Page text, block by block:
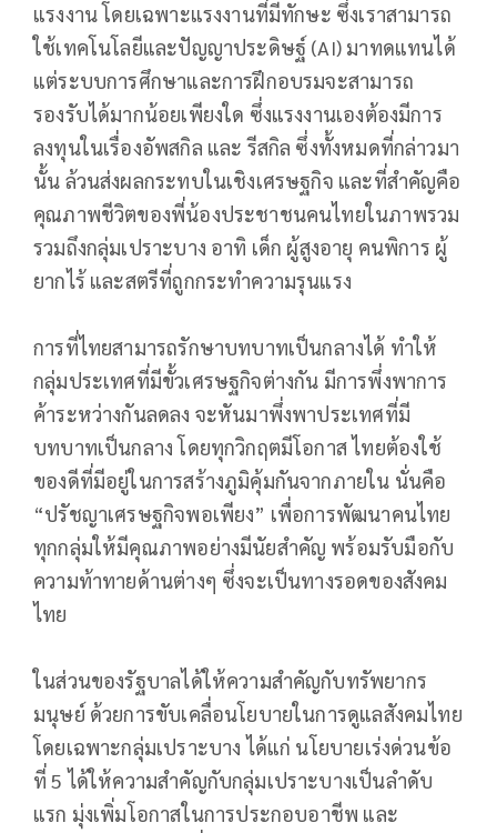
แรงงาน โดยเฉพาะแรงงานที่มีทักษะ ซึ่งเราสามารถ
ใช้เทคโนโลยีและปัญญาประดิษฐ์ (AI) มาทดแทนได้
แต่ระบบการศึกษาและการฝึกอบรมจะสามารถ
รองรับได้มากน้อยเพียงใด ซึ่งแรงงานเองต้องมีการ
ลงทุนในเรื่องอัพสกิล และ รีสกิล ซึ่งทั้งหมดที่กล่าวมา
นั้น ล้วนส่งผลกระทบในเชิงเศรษฐกิจ และที่สำคัญคือ
คุณภาพชีวิตของพี่น้องประชาชนคนไทยในภาพรวม
รวมถึงกลุ่มเปราะบาง อาทิ เด็ก ผู้สูงอายุ คนพิการ ผู้
ยากไร้ และสตรีที่ถูกกระทำความรุนแรง
การที่ไทยสามารถรักษาบทบาทเป็นกลางได้ ทำให้
กลุ่มประเทศที่มีขั้วเศรษฐกิจต่างกัน มีการพึ่งพาการ
ค้าระหว่างกันลดลง จะหันมาพึ่งพาประเทศที่มี
บทบาทเป็นกลาง โดยทุกวิกฤตมีโอกาส ไทยต้องใช้
ของดีที่มีอยู่ในการสร้างภูมิคุ้มกันจากภายใน นั่นคือ
“ปรัชญาเศรษฐกิจพอเพียง” เพื่อการพัฒนาคนไทย
ทุกกลุ่มให้มีคุณภาพอย่างมีนัยสำคัญ พร้อมรับมือกับ
ความท้าทายด้านต่างๆ ซึ่งจะเป็นทางรอดของสังคม
ไทย
ในส่วนของรัฐบาลได้ให้ความสำคัญกับทรัพยากร
มนุษย์ ด้วยการขับเคลื่อนโยบายในการดูแลสังคมไทย
โดยเฉพาะกลุ่มเปราะบาง ได้แก่ นโยบายเร่งด่วนข้อ
ที่ 5 ได้ให้ความสำคัญกับกลุ่มเปราะบางเป็นลำดับ
แรก มุ่งเพิ่มโอกาสในการประกอบอาชีพ และ